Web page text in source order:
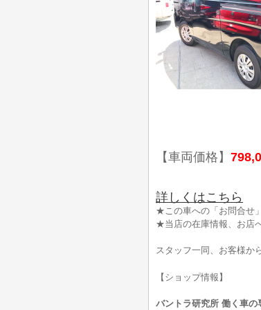
【車両価格】
詳しくはこちら
★この車への「お問合せ
★当店の在庫情報、お店
スタッフ一同、お客様か
【ショップ情報】
バントラ研究所 働く車